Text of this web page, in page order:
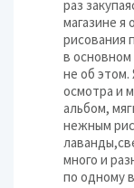
раз
магазине я
рисования
в основном
не об этом.
осмотра и
альбом,
нежным
много и
по одному